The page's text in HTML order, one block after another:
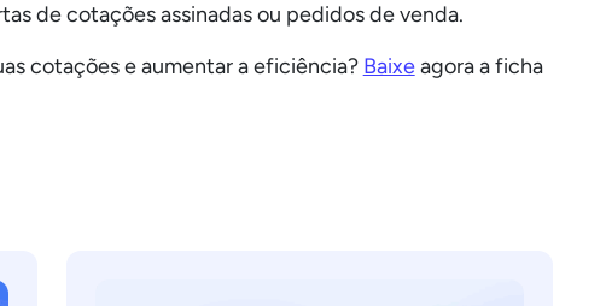
de cotações assinadas ou pedidos de venda.
cotações e aumentar a eficiência? Baixeagora a ficha